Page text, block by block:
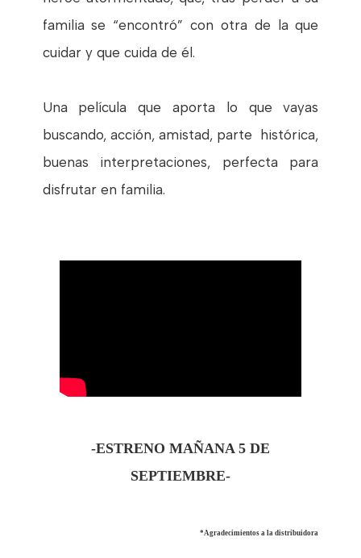
familia se “encontró” con otra de la que
cuidar y que cuida de él.
Una película que aporta lo que vayas
buscando, acción, amistad, parte histórica,
buenas interpretaciones, perfecta para
disfrutar en familia.
-ESTRENO MAÑANA 5 DE
SEPTIEMBRE-
*Agradecimientos a la distribuidora